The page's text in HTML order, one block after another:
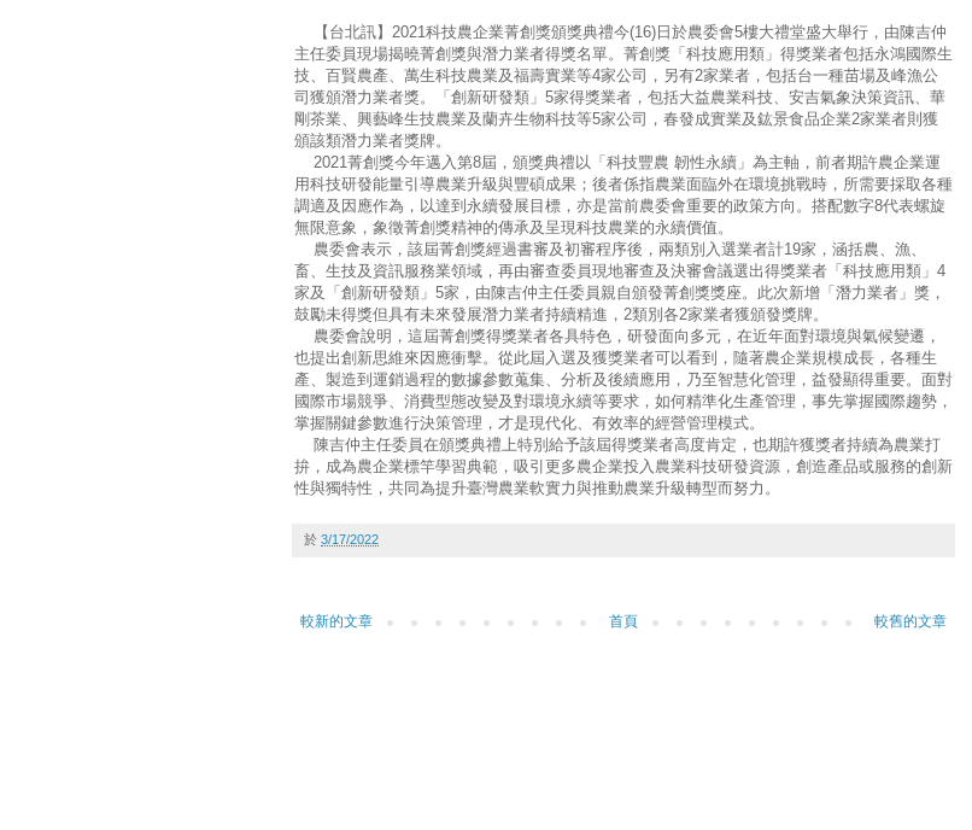
【台北訊】2021科技農企業菁創獎頒獎典禮今(16)日於農委會5樓大禮堂盛大舉行，由陳吉仲
主任委員現場揭曉菁創獎與潛力業者得獎名單。菁創獎「科技應用類」得獎業者包括永鴻國際生
技、百賢農產、萬生科技農業及福壽實業等4家公司，另有2家業者，包括台一種苗場及峰漁公
司獲頒潛力業者獎。「創新研發類」5家得獎業者，包括大益農業科技、安吉氣象決策資訊、華
剛茶業、興藝峰生技農業及蘭卉生物科技等5家公司，春發成實業及鈜景食品企業2家業者則獲
頒該類潛力業者獎牌。
2021菁創獎今年邁入第8屆，頒獎典禮以「科技豐農 韌性永續」為主軸，前者期許農企業運
用科技研發能量引導農業升級與豐碩成果；後者係指農業面臨外在環境挑戰時，所需要採取各種
調適及因應作為，以達到永續發展目標，亦是當前農委會重要的政策方向。搭配數字8代表螺旋
無限意象，象徵菁創獎精神的傳承及呈現科技農業的永續價值。
農委會表示，該屆菁創獎經過書審及初審程序後，兩類別入選業者計19家，涵括農、漁、
畜、生技及資訊服務業領域，再由審查委員現地審查及決審會議選出得獎業者「科技應用類」4
家及「創新研發類」5家，由陳吉仲主任委員親自頒發菁創獎獎座。此次新增「潛力業者」獎，
鼓勵未得獎但具有未來發展潛力業者持續精進，2類別各2家業者獲頒發獎牌。
農委會說明，這屆菁創獎得獎業者各具特色，研發面向多元，在近年面對環境與氣候變遷，
也提出創新思維來因應衝擊。從此屆入選及獲獎業者可以看到，隨著農企業規模成長，各種生
產、製造到運銷過程的數據參數蒐集、分析及後續應用，乃至智慧化管理，益發顯得重要。面對
國際市場競爭、消費型態改變及對環境永續等要求，如何精準化生產管理，事先掌握國際趨勢，
掌握關鍵參數進行決策管理，才是現代化、有效率的經營管理模式。
陳吉仲主任委員在頒獎典禮上特別給予該屆得獎業者高度肯定，也期許獲獎者持續為農業打
拚，成為農企業標竿學習典範，吸引更多農企業投入農業科技研發資源，創造產品或服務的創新
性與獨特性，共同為提升臺灣農業軟實力與推動農業升級轉型而努力。
於 3/17/2022
較新的文章 較舊的文章
首頁